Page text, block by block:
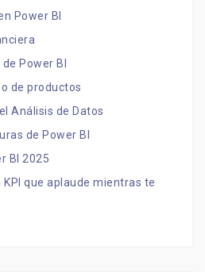
Power BI
Power BI
de productos
Análisis de Datos
de Power BI
BI 2025
KPI que aplaude mientras te